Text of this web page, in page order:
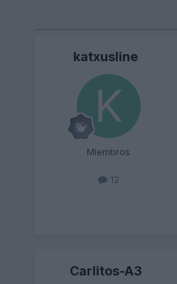
katxusline
Miembros
12
Carlitos-A3